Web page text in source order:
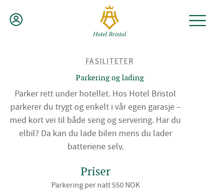
innhold
TILBAKE
FASILITETER
Parkering og lading
Parker rett under hotellet. Hos Hotel Bristol
parkerer du trygt og enkelt i vår egen garasje –
med kort vei til både seng og servering. Har du
elbil? Da kan du lade bilen mens du lader
batteriene selv.
Priser
Parkering per natt 550 NOK